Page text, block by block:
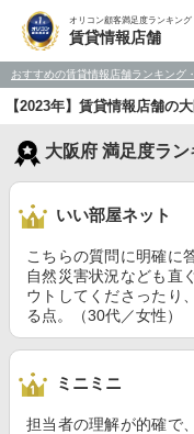
オリコン顧客満足度ランキング
賃貸情報店舗
おすすめの賃貸情報店舗ランキング
【2023年】賃貸情報店舗の
大阪府 満足度ラン
いい部屋ネット
こちらの質問に明確に
自然災害状況なども直
ウトしてくださったり
る点。（30代／女性）
ミニミニ
担当者の理解が的確で